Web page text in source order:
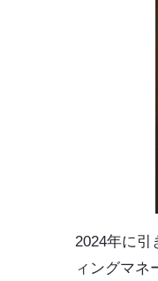
2024年に引
ィングマネ